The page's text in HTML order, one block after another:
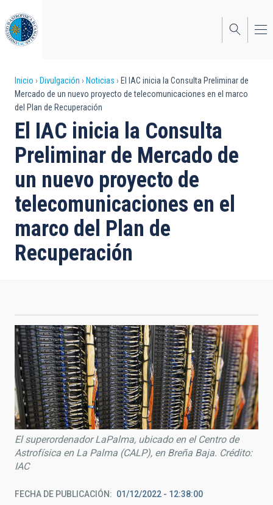
al
contenido
principal
Sobrescribir
enlaces
de
ayuda
a
la
navegación
Inicio Divulgación Noticias
El IAC inicia la Consulta Preliminar de
Mercado de un nuevo proyecto de telecomunicaciones en el marco
del Plan de Recuperación
El IAC inicia la Consulta
Preliminar de Mercado de
un nuevo proyecto de
telecomunicaciones en el
marco del Plan de
Recuperación
El superordenador LaPalma, ubicado en el Centro de
Astrofísica en La Palma (CALP), en Breña Baja. Crédito:
IAC
FECHA DE PUBLICACIÓN 01/12/2022 - 12:38:00